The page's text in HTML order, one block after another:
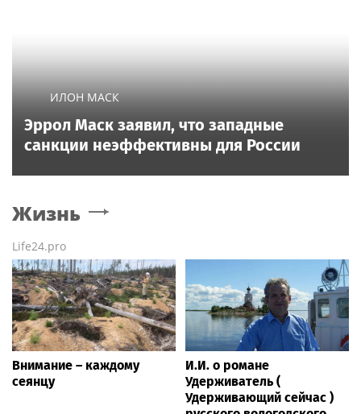
ИЛОН МАСК
Эррол Маск заявил, что западные
санкции неэффективны для России
Жизнь
Life24.pro
Внимание – каждому
сеянцу
И.И. о романе
Удерживатель (
Удерживающий сейчас )